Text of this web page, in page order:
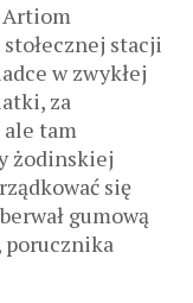
Artiom
stacji
w zwykłej
za
tam
żodinskiej
się
gumową
porucznika